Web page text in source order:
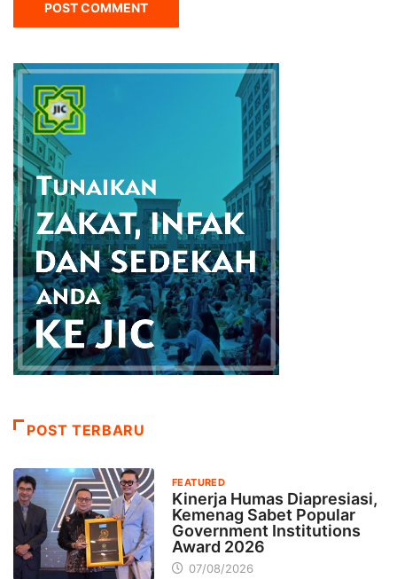
POST TERBARU
FEATURED
Kinerja Humas Diapresiasi,
Kemenag Sabet Popular
Government Institutions
Award 2026
07/08/2026